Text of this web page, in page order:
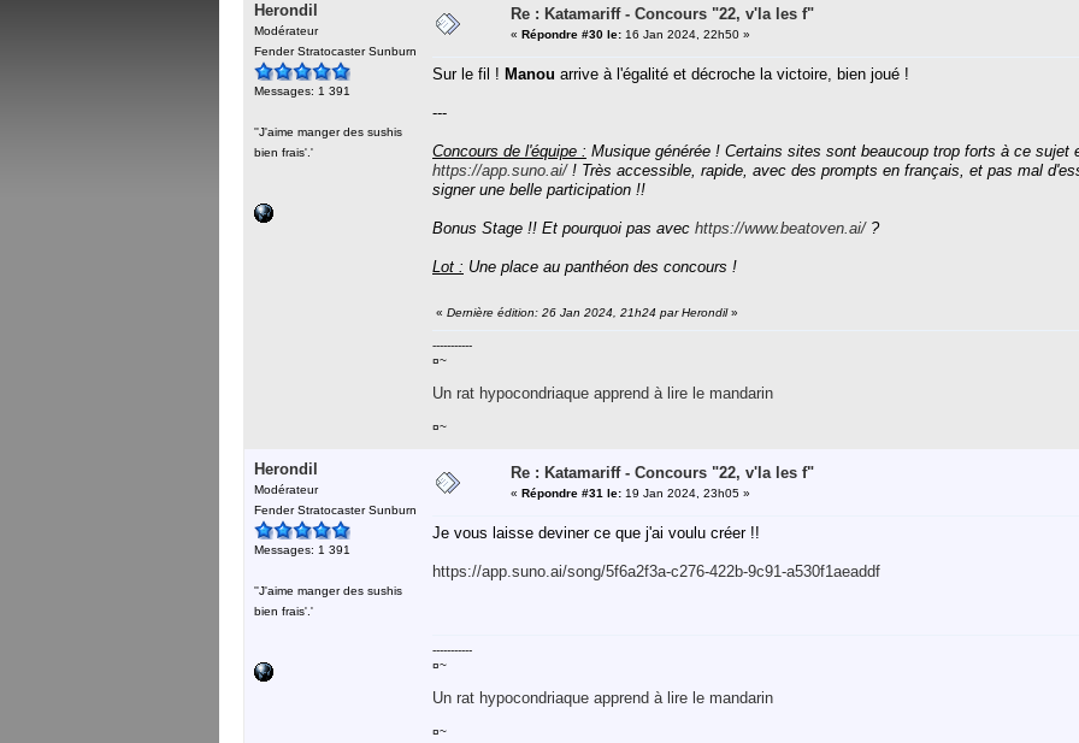
Herondil
Modérateur
Fender Stratocaster Sunburn
Messages: 1 391
''J'aime manger des sushis
bien frais'.'
Re : Katamariff - Concours "22, v'la les f"
« Répondre #30 le: 16 Jan 2024, 22h50 »
Sur le fil ! Manou arrive à l'égalité et décroche la victoire, bien joué !
---
Concours de l'équipe : Musique générée ! Certains sites sont beaucoup trop forts à ce sujet
https://app.suno.ai/! Très accessible, rapide, avec des prompts en français, et pas mal
signer une belle participation !!
Bonus Stage !! Et pourquoi pas avec https://www.beatoven.ai/?
Lot : Une place au panthéon des concours !
« Dernière édition: 26 Jan 2024, 21h24 par Herondil»
-----------
¤~
Un rat hypocondriaque apprend à lire le mandarin
¤~
Herondil
Modérateur
Fender Stratocaster Sunburn
Messages: 1 391
''J'aime manger des sushis
bien frais'.'
Re : Katamariff - Concours "22, v'la les f"
« Répondre #31 le: 19 Jan 2024, 23h05 »
Je vous laisse deviner ce que j'ai voulu créer !!
https://app.suno.ai/song/5f6a2f3a-c276-422b-9c91-a530f1aeaddf
-----------
¤~
Un rat hypocondriaque apprend à lire le mandarin
¤~